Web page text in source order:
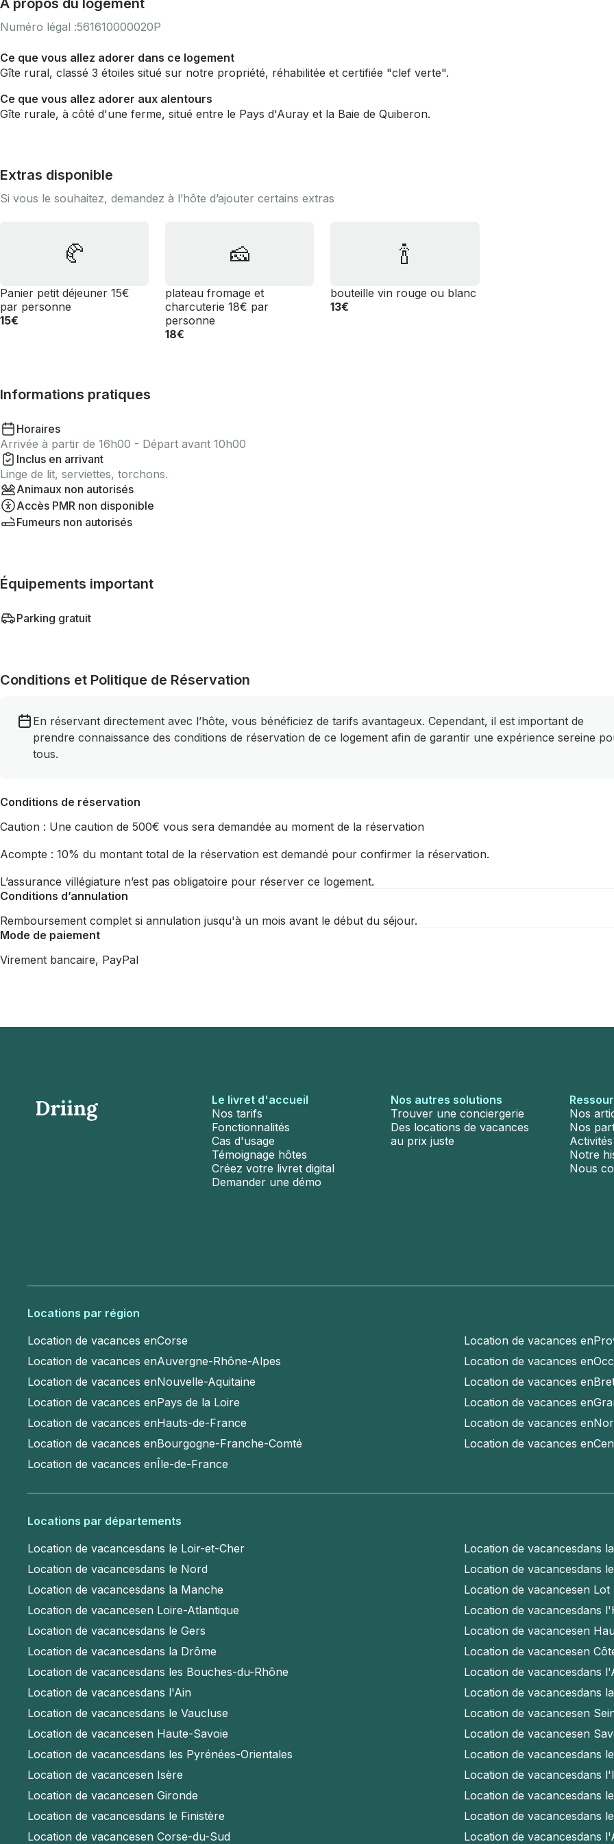
À propos du logement
Numéro légal :561610000020P
Ce que vous allez adorer dans ce logement
Gîte rural, classé 3 étoiles situé sur notre propriété, réhabilitée et certifiée "clef verte".
Ce que vous allez adorer aux alentours
Gîte rurale, à côté d'une ferme, situé entre le Pays d'Auray et la Baie de Quiberon.
Extras disponible
Si vous le souhaitez, demandez à l’hôte d’ajouter certains extras
🥐
Panier petit déjeuner 15€
par personne
15€
🧀
plateau fromage et
charcuterie 18€ par
personne
18€
🍾
bouteille vin rouge ou blanc
13€
Informations pratiques
Horaires
Arrivée à partir de 16h00 - Départ avant 10h00
Inclus en arrivant
Linge de lit, serviettes, torchons.
Animaux non autorisés
Accès PMR non disponible
Fumeurs non autorisés
Équipements important
Parking gratuit
Conditions et Politique de Réservation
En réservant directement avec l’hôte, vous bénéficiez de tarifs avantageux. Cependant, il est important de
prendre connaissance des conditions de réservation de ce logement afin de garantir une expérience sereine
tous.
Conditions de réservation
Caution : Une caution de 500€ vous sera demandée au moment de la réservation
Acompte : 10% du montant total de la réservation est demandé pour confirmer la réservation.
L’assurance villégiature n’est pas obligatoire pour réserver ce logement.
Conditions d’annulation
Remboursement complet si annulation jusqu'à un mois avant le début du séjour.
Mode de paiement
Virement bancaire, PayPal
Le livret d'accueil
Nos tarifs
Fonctionnalités
Cas d'usage
Témoignage hôtes
Créez votre livret digital
Demander une démo
Nos autres solutions
Trouver une conciergerie
Des locations de vacances
au prix juste
Nos
Nos
Notre
Nous
Locations par région
Location de vacances enCorse Location de vacances en
Location de vacances enAuvergne-Rhône-Alpes Location de vacances en
Location de vacances enNouvelle-Aquitaine Location de vacances en
Location de vacances enPays de la Loire Location de vacances en
Location de vacances enHauts-de-France Location de vacances en
Location de vacances enBourgogne-Franche-Comté Location de vacances en
Location de vacances enÎle-de-France
Locations par départements
Location de vacancesdans le Loir-et-Cher Location de vacancesdans
Location de vacancesdans le Nord Location de vacancesdans
Location de vacancesdans la Manche Location de vacancesen Lot
Location de vacancesen Loire-Atlantique Location de vacancesdans
Location de vacancesdans le Gers Location de vacancesen
Location de vacancesdans la Drôme Location de vacancesen
Location de vacancesdans les Bouches-du-Rhône Location de vacancesdans
Location de vacancesdans l'Ain Location de vacancesdans
Location de vacancesdans le Vaucluse Location de vacancesen
Location de vacancesen Haute-Savoie Location de vacancesen
Location de vacancesdans les Pyrénées-Orientales Location de vacancesdans
Location de vacancesen Isère Location de vacancesdans
Location de vacancesen Gironde Location de vacancesdans
Location de vacancesdans le Finistère Location de vacancesdans
Location de vacancesen Corse-du-Sud Location de vacancesdans